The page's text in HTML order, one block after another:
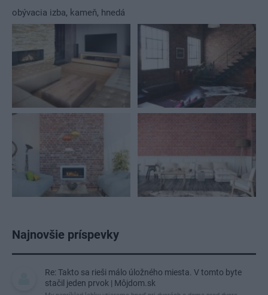
obývacia izba, kameň, hnedá
Najnovšie príspevky
Re: Takto sa rieši málo úložného miesta. V tomto byte
stačil jeden prvok | Môjdom.sk